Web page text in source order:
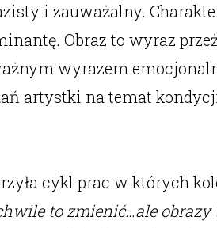
i zauważalny.
Obraz to wyraz
wyrazem
artystki na temat
cykl prac w których
to zmienić…ale obrazy